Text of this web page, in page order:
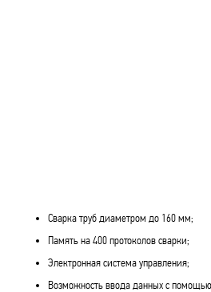
Сварка труб диаметром до 160 мм;
Память на 400 протоколов сварки;
Электронная система управления;
Возможность ввода данных с